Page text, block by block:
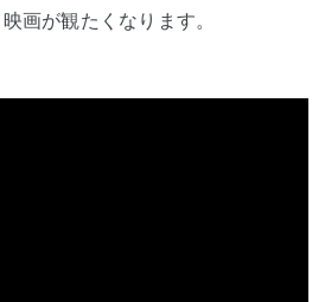
画が観たくなります。